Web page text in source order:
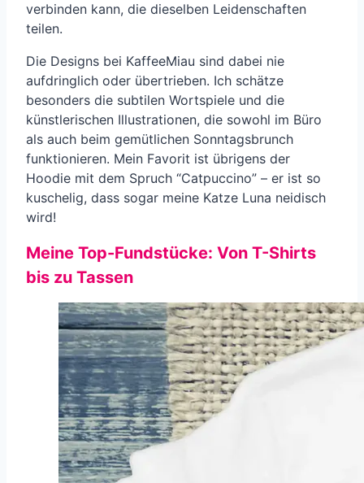
verbinden kann, die dieselben Leidenschaften
teilen.
Die Designs bei KaffeeMiau sind dabei nie
aufdringlich oder übertrieben. Ich schätze
besonders die subtilen Wortspiele und die
künstlerischen Illustrationen, die sowohl im Büro
als auch beim gemütlichen Sonntagsbrunch
funktionieren. Mein Favorit ist übrigens der
Hoodie mit dem Spruch “Catpuccino” – er ist so
kuschelig, dass sogar meine Katze Luna neidisch
wird!
Meine Top-Fundstücke: Von T-Shirts
bis zu Tassen